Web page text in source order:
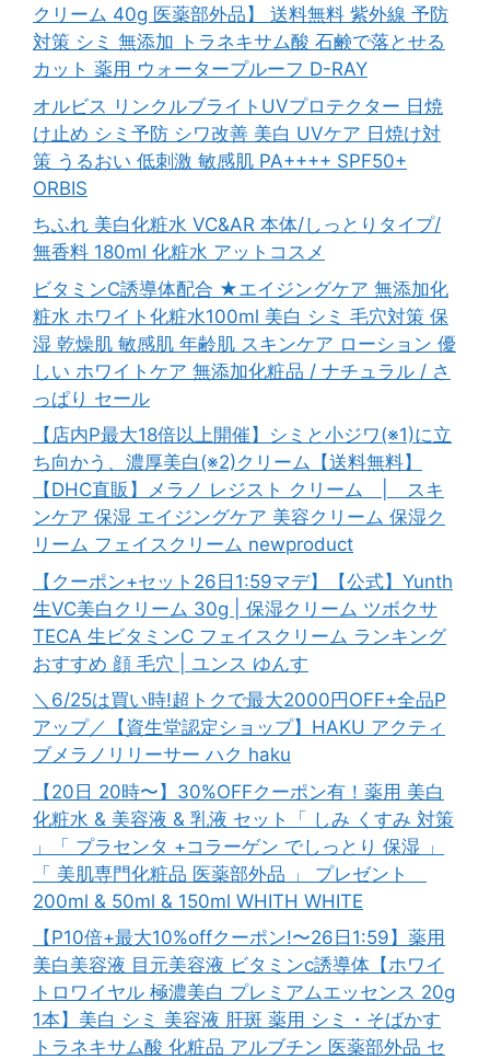
クリーム 40g 医薬部外品】 送料無料 紫外線 予防
対策 シミ 無添加 トラネキサム酸 石鹸で落とせる
カット 薬用 ウォータープルーフ D-RAY
オルビス リンクルブライトUVプロテクター 日焼
け止め シミ予防 シワ改善 美白 UVケア 日焼け対
策 うるおい 低刺激 敏感肌 PA++++ SPF50+
ORBIS
ちふれ 美白化粧水 VC&AR 本体/しっとりタイプ/
無香料 180ml 化粧水 アットコスメ
ビタミンC誘導体配合 ★エイジングケア 無添加化
粧水 ホワイト化粧水100ml 美白 シミ 毛穴対策 保
湿 乾燥肌 敏感肌 年齢肌 スキンケア ローション 優
しい ホワイトケア 無添加化粧品 / ナチュラル / さ
っぱり セール
【店内P最大18倍以上開催】シミと小ジワ(※1)に立
ち向かう、濃厚美白(※2)クリーム【送料無料】
【DHC直販】メラノ レジスト クリーム | スキ
ンケア 保湿 エイジングケア 美容クリーム 保湿ク
リーム フェイスクリーム newproduct
【クーポン+セット26日1:59マデ】【公式】Yunth
生VC美白クリーム 30g | 保湿クリーム ツボクサ
TECA 生ビタミンC フェイスクリーム ランキング
おすすめ 顔 毛穴 | ユンス ゆんす
＼6/25は買い時!超トクで最大2000円OFF+全品P
アップ／【資生堂認定ショップ】HAKU アクティ
ブメラノリリーサー ハク haku
【20日 20時〜】30%OFFクーポン有！薬用 美白
化粧水 & 美容液 & 乳液 セット「 しみ くすみ 対策
」「 プラセンタ +コラーゲン でしっとり 保湿 」
「 美肌専門化粧品 医薬部外品 」 プレゼント
200ml & 50ml & 150ml WHITH WHITE
【P10倍+最大10%offクーポン!〜26日1:59】薬用
美白美容液 目元美容液 ビタミンc誘導体【ホワイ
トロワイヤル 極濃美白 プレミアムエッセンス 20g
1本】美白 シミ 美容液 肝斑 薬用 シミ・そばかす
トラネキサム酸 化粧品 アルブチン 医薬部外品 セ